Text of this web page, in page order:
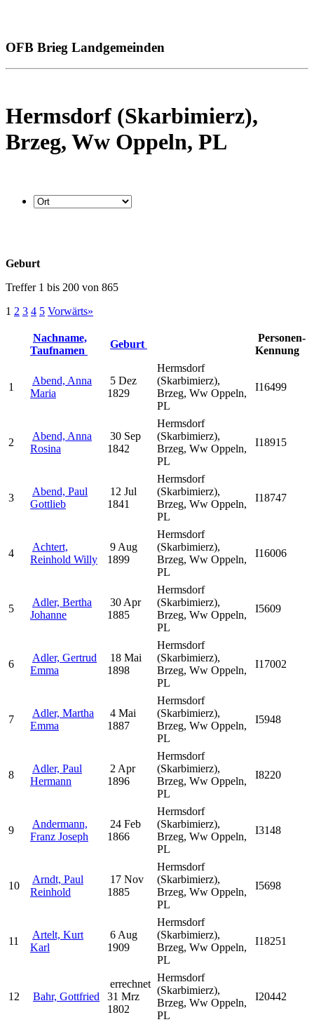
OFB Brieg Landgemeinden
Hermsdorf (Skarbimierz),
Brzeg, Ww Oppeln, PL
Geburt
Treffer 1 bis 200 von 865
1 2 3 4 5 Vorwärts»
Nachname,
Taufnamen
Geburt
Personen-
Kennung
1
Abend, Anna
Maria
5 Dez
1829
Hermsdorf
(Skarbimierz),
Brzeg, Ww Oppeln,
PL
I16499
2
Abend, Anna
Rosina
30 Sep
1842
Hermsdorf
(Skarbimierz),
Brzeg, Ww Oppeln,
PL
I18915
3
Abend, Paul
Gottlieb
12 Jul
1841
Hermsdorf
(Skarbimierz),
Brzeg, Ww Oppeln,
PL
I18747
4
Achtert,
Reinhold Willy
9 Aug
1899
Hermsdorf
(Skarbimierz),
Brzeg, Ww Oppeln,
PL
I16006
5
Adler, Bertha
Johanne
30 Apr
1885
Hermsdorf
(Skarbimierz),
Brzeg, Ww Oppeln,
PL
I5609
6
Adler, Gertrud
Emma
18 Mai
1898
Hermsdorf
(Skarbimierz),
Brzeg, Ww Oppeln,
PL
I17002
7
Adler, Martha
Emma
4 Mai
1887
Hermsdorf
(Skarbimierz),
Brzeg, Ww Oppeln,
PL
I5948
8
Adler, Paul
Hermann
2 Apr
1896
Hermsdorf
(Skarbimierz),
Brzeg, Ww Oppeln,
PL
I8220
9
Andermann,
Franz Joseph
24 Feb
1866
Hermsdorf
(Skarbimierz),
Brzeg, Ww Oppeln,
PL
I3148
10
Arndt, Paul
Reinhold
17 Nov
1885
Hermsdorf
(Skarbimierz),
Brzeg, Ww Oppeln,
PL
I5698
11
Artelt, Kurt
Karl
6 Aug
1909
Hermsdorf
(Skarbimierz),
Brzeg, Ww Oppeln,
PL
I18251
12 Bahr, Gottfried
errechnet
31 Mrz
1802
Hermsdorf
(Skarbimierz),
Brzeg, Ww Oppeln,
PL
I20442